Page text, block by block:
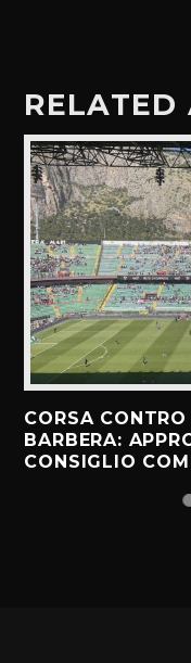
RELATED
CORSA
BARBERA:
CONSIGLIO